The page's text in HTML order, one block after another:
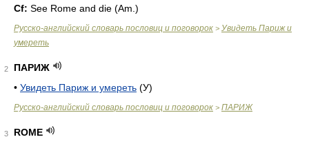
Cf: See Rome and die (Am. )
Русско-английский словарь пословиц и поговорок > Увидеть Париж и
умереть
2
ПАРИЖ
• Увидеть Париж и умереть (У)
Русско-английский словарь пословиц и поговорок > ПАРИЖ
3
ROME